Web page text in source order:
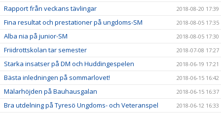
Rapport från veckans tävlingar 2018-08-20 17:39
Fina resultat och prestationer på ungdoms-SM 2018-08-05 17:35
Alba nia på junior-SM 2018-08-05 17:30
Friidrottskolan tar semester 2018-07-08 17:27
Starka insatser på DM och Huddingespelen 2018-06-19 17:21
Bästa inledningen på sommarlovet! 2018-06-15 16:42
Mälarhöjden på Bauhausgalan 2018-06-15 16:37
Bra utdelning på Tyresö Ungdoms- och Veteranspel 2018-06-12 16:33